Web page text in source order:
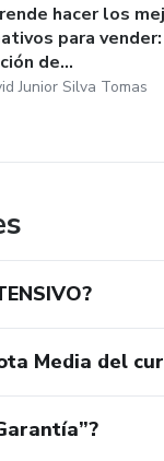
hacer los
para vender:
de...
Junior Silva Tomas
Media del